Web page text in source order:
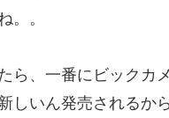
。。
ら、一番にビックカ
しいん発売されるか